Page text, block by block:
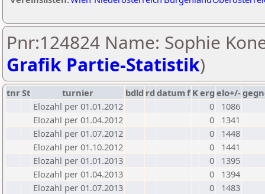
Pnr:124824 Name: Sophie
Grafik Partie-Statistik)
tnrSt turnier bdld rd datumf Kerg elo+/-
Elozahl per 01.01.2012
0
1086
Elozahl per 01.04.2012
0
1341
Elozahl per 01.07.2012
0
1448
Elozahl per 01.10.2012
0
1441
Elozahl per 01.01.2013
0
1395
Elozahl per 01.04.2013
0
1394
Elozahl per 01.07.2013
0
1483